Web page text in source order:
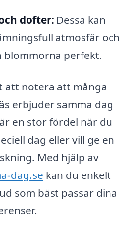
dofter: Dessa kan
atmosfär och
blommorna perfekt.
att notera att många
erbjuder samma dag
en stor fördel när du
dag eller vill ge en
Med hjälp av
dag.se kan du enkelt
som bäst passar dina